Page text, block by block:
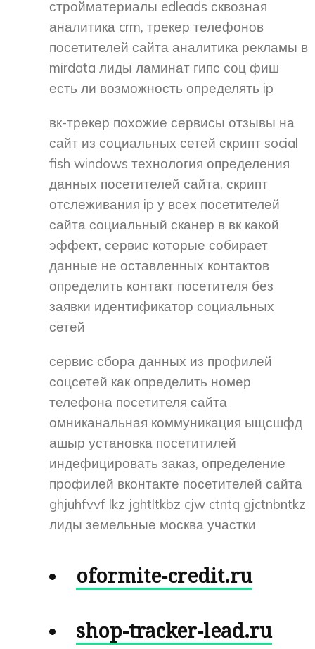
стройматериалы edleads сквозная
аналитика crm, трекер телефонов
посетителей сайта аналитика рекламы в
mirdata лиды ламинат гипс соц фиш
есть ли возможность определять ip
вк-трекер похожие сервисы отзывы на
сайт из социальных сетей скрипт social
fish windows технология определения
данных посетителей сайта. скрипт
отслеживания ip у всех посетителей
сайта социальный сканер в вк какой
эффект, сервис которые собирает
данные не оставленных контактов
определить контакт посетителя без
заявки идентификатор социальных
сетей
сервис сбора данных из профилей
соцсетей как определить номер
телефона посетителя сайта
омниканальная коммуникация ыщсшфд
ашыр установка посетитилей
индефицировать заказ, определение
профилей вконтакте посетителей сайта
ghjuhfvvf lkz jghtltkbz cjw ctntq gjctnbntkz
лиды земельные москва участки
oformite-credit.ru
shop-tracker-lead.ru